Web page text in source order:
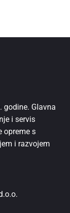
godine. Glavna
i servis
opreme s
i razvojem